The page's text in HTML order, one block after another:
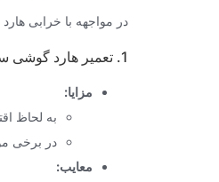
در مواجهه با خرابی
1. تعمیر هارد گوشی سامسونگ:
مزایا:
به لحاظ
در برخی
معایب: